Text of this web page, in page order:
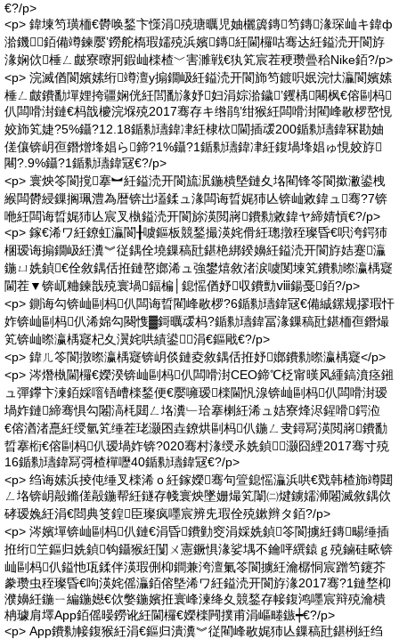
€?/p>
<p> 鍏堜笉璜栭€欎唤鍫卞憡涓殑瑭曞児妯欐簴鏄笉鏄湪琛屾キ鍏ф
湁鐖銆備竴鍊嬮’鐒舵槗瑕嬬殑浜嬪鏄紝閫欏咕骞达紝鎰涜开閬斿
湪娴佽棰ㄥ皻寮曢牁鍜屾檪楂﹀害濉戦€犱笂宸茬稉瓒曡秴Nike銆?/p>
<p> 浣滅偤閬嬪嫊绗竴澶у搧鐗岋紝鎰涜开閬斾笉鍍呮姄浣忕灜閬嬪嫊
棰ㄥ皻鐨勫墠娌挎疆娴侊紝閭勫湪妤妇涓婃湁鐬’钁楀闀枫€傛剾杩
仈闆嗗湗鏈€杩戠櫦浣堢殑2017骞存キ绺鹃’绀猴紝闆嗗湗閵峰敭椤嶅悓
姣斾笂婕?5%鑷?12.18鍎勬瓙鍏冿紝棣栨閫插叆200鍎勬瓙鍏冧勘妯
傞儴锛岄亱鐕熷埄娼ら鍗?1%鑷?1鍎勬瓙鍏冿紝鍑堝埄娼ゅ悓姣斿
闀?.9%鑷?1鍎勬瓙鍏冦€?/p>
<p> 寰炴笭閬撹搴︼紝鎰涜开閬旈泦鍦樻墍鏈夊垎閵锋笭閬撳潎鍙栧
緱闆欎綅鏁搁珮澧為暦锛岀壒鍒ュ湪闆诲晢娓犻亾锛屾敹鍏ュ骞?7锛
咃紝闆诲晢娓犻亾宸叉槸鎰涜开閬旀渶閲嶈鐨勬敹鍏ヤ締婧愩€?/p>
<p> 鎵€浠ワ紝鐐虹灜閬╂噳鏂板競鍫撮渶姹傦紝璁撴秷璨昏€呮洿鍔犻
棞瑷诲搧鐗岋紝瀵︾従鍝佺墝鏁稿瓧鍖栬綁鍨嬶紝鎰涜开閬斿姞蹇灜
鍦ㄩ姺鍞€佺敘鍝佸拰鏈嶅嫏浠ュ強鐢熺敘渚涙噳閺堜笂鐨勬暩瀛楀寲
閫茬▼锛屼粬鍊戠殑寰堝鍢楄│鎴愮偤妤収鐨勯ⅷ鍚戞銆?/p>
<p> 鍘诲勾锛屾剾杩仈闆诲晢閵峰敭椤?6鍎勬瓙鍏冦€備絾鏍规摎瑕忓
妰锛屾剾杩仈浠婂勾闋愯▓鎶曞叆杩?鍎勬瓙鍏冨湪鏁稿瓧鍖栭亱鐕熶
笂锛屾暩瀛楀寲杞夊瀷姹哄績鍙涓€鏂戙€?/p>
<p> 鍏ㄦ笭閬撴暩瀛楀寲锛岄倓鏈夌敘鍝佸拰妤嫏鐨勬暩瀛楀寲</p>
<p> 涔熸槸閫欏€嬫湀锛屾剾杩仈闆嗗湗CEO鍗℃柉甯暵风緟鎬濆痉鎺
ュ彈鑻卞湅銆婇噾铻嶆檪鍫便€嬮噰瑷檪閫忛湶锛屾剾杩仈闆嗗湗瑷
堝妰鏈締骞惧勾闂滈枆閮ㄥ垎瀵﹂珨搴楋紝浠ュ姞寮烽浕鍟嗗鍔涖
€傛湭渚嗭紝绶氫笂缍茬珯灏囨垚鐐烘剾杩仈鍦ㄥ叏鐞冩渶閲嶈鐨勫
晢搴椼€傛剾杩仈瑷堝妰锛?020骞村湪绶氶姺鍞灏囧緸2017骞寸殑
16鍎勬瓙鍏冩彁楂樿嚦40鍎勬瓙鍏冦€?/p>
<p> 绉诲嫊浜掕伅缍叉檪浠ｏ紝鎵嬫骞句箮鎴愮灜浜哄€戣韩楂斾竴閮
ㄥ垎锛岄毃鏅傞毃鍦帮紝鐩存帴寰炴墜姗熶笂闈㈡煡鐪嬬浉闂滅敘鍝佽
硣瑷婏紝涓€閸典笅鍠臣璨疯嚜宸辨兂瑕佺殑鏉辫タ銆?/p>
<p> 涔嬪墠锛屾剾杩仈鏈€涓昏鐨勭窔涓婇姺鍞笭閬擄紝鏄畼缍插
拰绗笁鏂归姺鍞钩鑷猴紝闅ㄨ憲鐝惧湪娑堣不鑰呯繏鎱ｇ殑鏀硅畩锛
屾剾杩仈鎰忚瓨鍒伴渶瑕侀枊鐧兼洿澶氭笭閬擄紝瀹樼恫宸蹭笉鑳芥
豢瓒虫秷璨昏€呴渶姹傜灜銆傛墍浠ワ紝鎰涜开閬斿湪2017骞?1鏈堥枊
濮嬶紝鍦ㄧ編鍦嬨€佽嫳鍦嬪拰寰峰湅绛夊競鍫存帹鍑鸿嚜宸辩殑瀹樻
柟璩肩墿App銆傜暥鐒讹紝閫欏€嬫檪闁撲甫涓嶇畻鏃┿€?/p>
<p> App鐨勬帹鍑猴紝涓€鏂归潰瀵︾従閵峰敭娓犻亾鏁稿瓧鍖栵紝绉